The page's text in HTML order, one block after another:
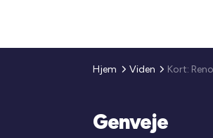
Hjem Viden
Genveje